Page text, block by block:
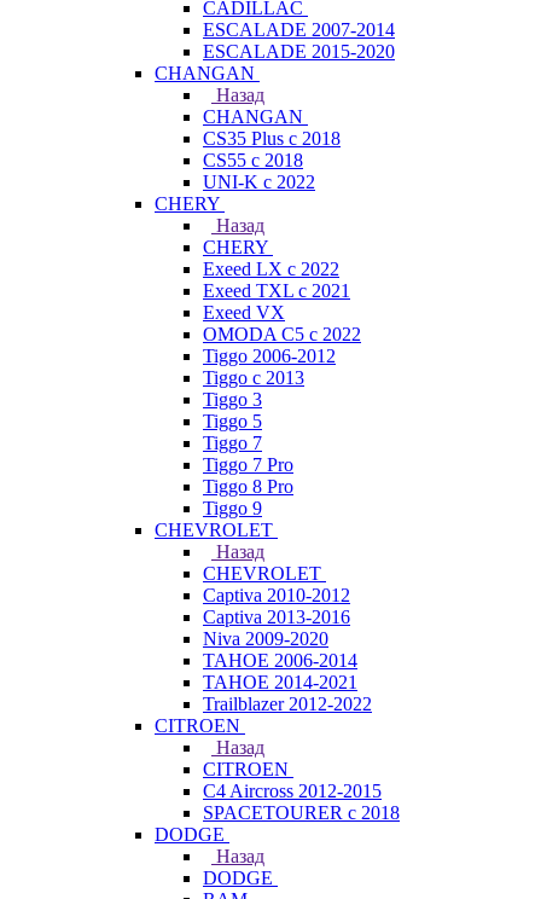
CADILLAC
ESCALADE 2007-2014
ESCALADE 2015-2020
CHANGAN
Назад
CHANGAN
CS35 Plus с 2018
CS55 с 2018
UNI-K с 2022
CHERY
Назад
CHERY
Exeed LX с 2022
Exeed TXL с 2021
Exeed VX
OMODA C5 с 2022
Tiggo 2006-2012
Tiggo с 2013
Tiggo 3
Tiggo 5
Tiggo 7
Tiggo 7 Pro
Tiggo 8 Pro
Tiggo 9
CHEVROLET
Назад
CHEVROLET
Captiva 2010-2012
Captiva 2013-2016
Niva 2009-2020
TAHOE 2006-2014
TAHOE 2014-2021
Trailblazer 2012-2022
CITROEN
Назад
CITROEN
C4 Aircross 2012-2015
SPACETOURER с 2018
DODGE
Назад
DODGE